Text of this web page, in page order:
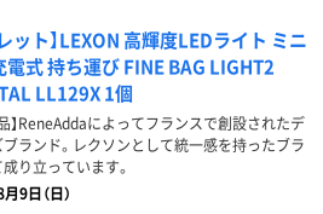
ット】LEXON 高輝度LEDライト ミニ
電式 持ち運び FINE BAG LIGHT2
LL129X 1個
】ReneAddaによってフランスで創設されたデ
ランド。レクソンとして統一感を持ったブラ
り立っています。
9日（日）